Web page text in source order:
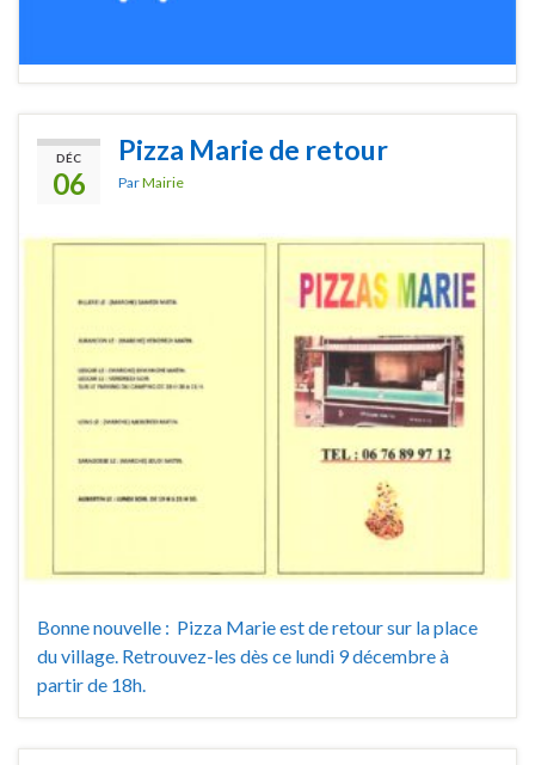
DÉC
06
Pizza Marie de retour
ParMairie
Bonne nouvelle : Pizza Marie est de retour sur la place
du village. Retrouvez-les dès ce lundi 9 décembre à
partir de 18h.